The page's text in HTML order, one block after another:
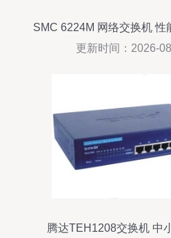
SMC 6224M 网络交换机 性
更新时间：2026-
腾达TEH1208交换机 中